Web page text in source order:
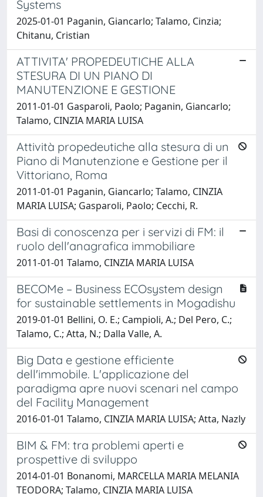
Systems
2025-01-01 Paganin, Giancarlo; Talamo, Cinzia;
Chitanu, Cristian
ATTIVITA' PROPEDEUTICHE ALLA
STESURA DI UN PIANO DI
MANUTENZIONE E GESTIONE
2011-01-01 Gasparoli, Paolo; Paganin, Giancarlo;
Talamo, CINZIA MARIA LUISA
Attività propedeutiche alla stesura di un
Piano di Manutenzione e Gestione per il
Vittoriano, Roma
2011-01-01 Paganin, Giancarlo; Talamo, CINZIA
MARIA LUISA; Gasparoli, Paolo; Cecchi, R.
Basi di conoscenza per i servizi di FM: il
ruolo dell'anagrafica immobiliare
2011-01-01 Talamo, CINZIA MARIA LUISA
BECOMe – Business ECOsystem design
for sustainable settlements in Mogadishu
2019-01-01 Bellini, O. E.; Campioli, A.; Del Pero, C.;
Talamo, C.; Atta, N.; Dalla Valle, A.
Big Data e gestione efficiente
dell'immobile. L'applicazione del
paradigma apre nuovi scenari nel campo
del Facility Management
2016-01-01 Talamo, CINZIA MARIA LUISA; Atta, Nazly
BIM & FM: tra problemi aperti e
prospettive di sviluppo
2014-01-01 Bonanomi, MARCELLA MARIA MELANIA
TEODORA; Talamo, CINZIA MARIA LUISA